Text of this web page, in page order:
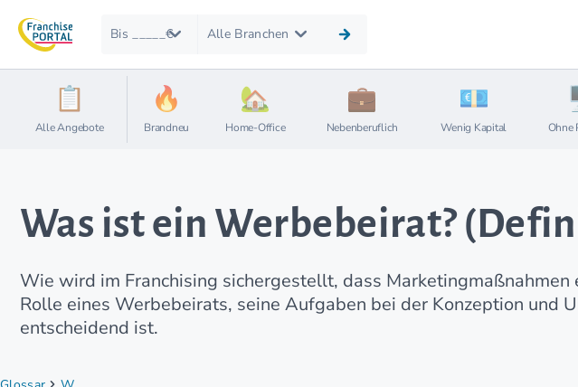
Bis _____€ Alle Branchen
Alle Angebote Brandneu Home-Office Nebenberuflich Wenig Kapital Ohne
Was ist ein Werbebeirat?
Wie wird im Franchising sichergestellt, dass
Rolle eines Werbebeirats, seine Aufgaben bei der Konzeption und
entscheidend ist.